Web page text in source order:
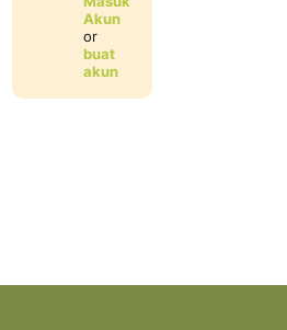
Akun
or
buat
akun